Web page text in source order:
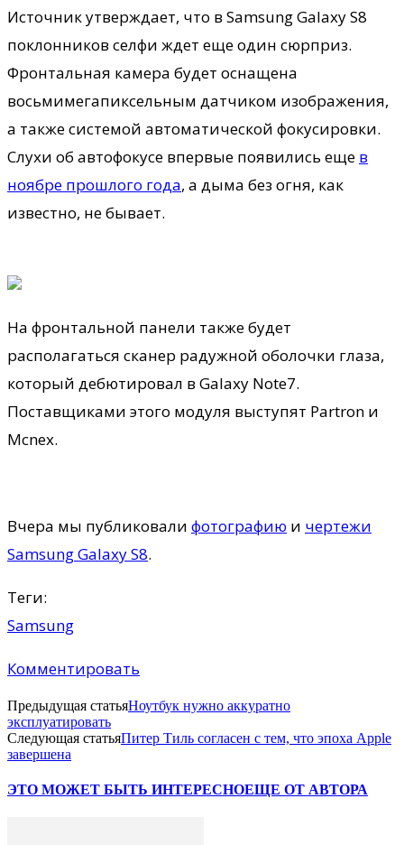
Источник утверждает, что в Samsung Galaxy S8
поклонников селфи ждет еще один сюрприз.
Фронтальная камера будет оснащена
восьмимегапиксельным датчиком изображения,
а также системой автоматической фокусировки.
Слухи об автофокусе впервые появились еще в
ноябре прошлого года, а дыма без огня, как
известно, не бывает.
На фронтальной панели также будет
располагаться сканер радужной оболочки глаза,
который дебютировал в Galaxy Note7.
Поставщиками этого модуля выступят Partron и
Mcnex.
Вчера мы публиковали фотографию и чертежи
Samsung Galaxy S8.
Теги:
Samsung
Комментировать
Предыдущая статьяНоутбук нужно аккуратно
эксплуатировать
Следующая статьяПитер Тиль согласен с тем, что эпоха Apple
завершена
ЭТО МОЖЕТ БЫТЬ ИНТЕРЕСНОЕЩЕ ОТ АВТОРА